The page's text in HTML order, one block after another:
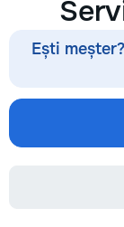
Ești